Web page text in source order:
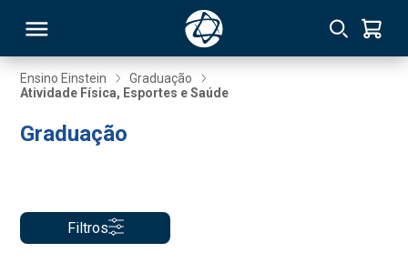
Ensino Einstein
Graduação
Atividade Física, Esportes e Saúde
Graduação
Filtros